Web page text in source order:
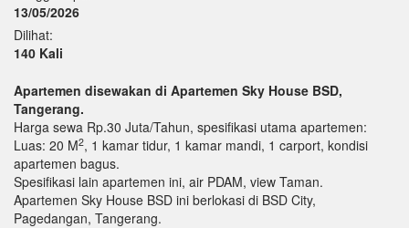
13/05/2026
Dilihat:
140 Kali
Apartemen disewakan di Apartemen Sky House BSD,
Tangerang.
Harga sewa Rp.30 Juta/Tahun, spesifikasi utama apartemen:
Luas: 20 M2, 1 kamar tidur, 1 kamar mandi, 1 carport, kondisi
apartemen bagus.
Spesifikasi lain apartemen ini, air PDAM, view Taman.
Apartemen Sky House BSD ini berlokasi di BSD City,
Pagedangan, Tangerang.